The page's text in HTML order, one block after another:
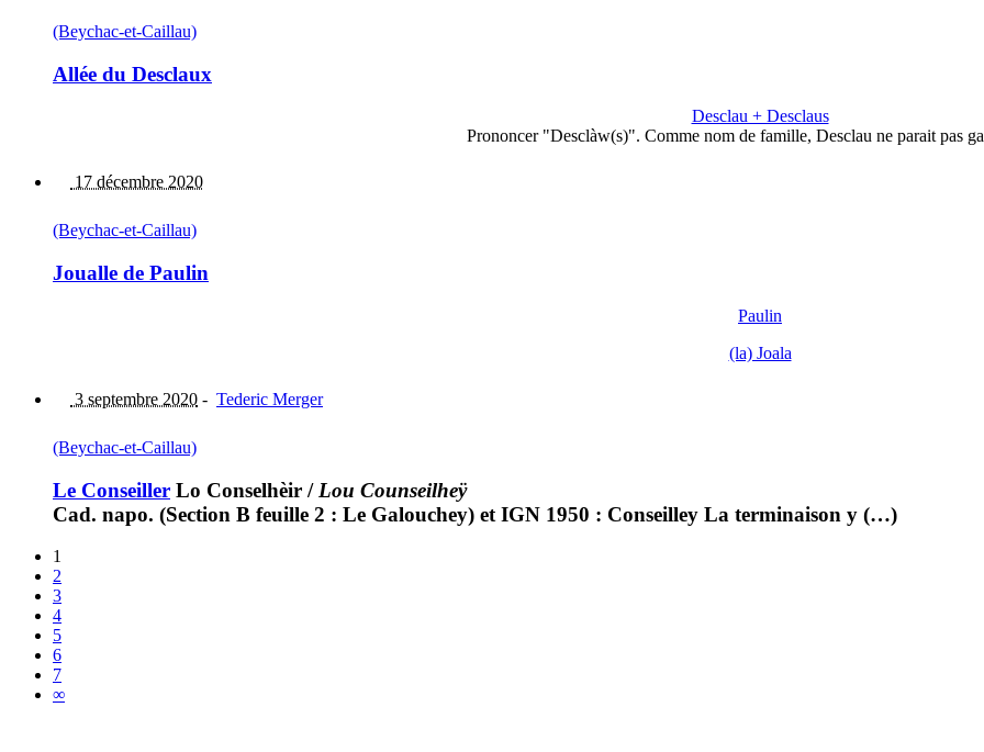
(Beychac-et-Caillau)
Allée du Desclaux
Desclau + Desclaus
Prononcer "Desclàw(s)". Comme nom de famille, Desclau ne parait pas
17 décembre 2020
(Beychac-et-Caillau)
Joualle de Paulin
Paulin
(la) Joala
3 septembre 2020 - Tederic Merger
(Beychac-et-Caillau)
Le Conseiller Lo Conselhèir / Lou Counseilheÿ
Cad. napo. (Section B feuille 2 : Le Galouchey) et IGN 1950 : Conseilley La terminaison y (…)
1
2
3
4
5
6
7
∞